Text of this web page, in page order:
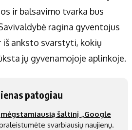
ir balsavimo tvarka bus
ragina gyventojus
anksto svarstyti, kokių
jų gyvenamojoje aplinkoje.
patogiau
mėgstamiausią šaltinį „Google
svarbiausių naujienų.